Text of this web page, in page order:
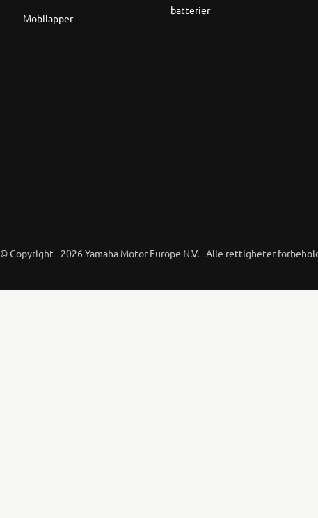
Mobilapper
batterier
© Copyright - 2026 Yamaha Motor Europe N.V. - Alle rettigheter